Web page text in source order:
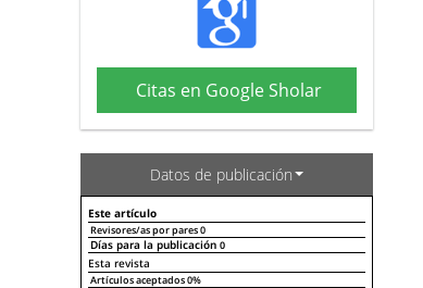
Citas en Google Sholar
Datos de publicación
Este artículo
Revisores/as por pares0
Días para la publicación 0
Declaraciones de autoría
Esta revista
Artículos aceptados0%